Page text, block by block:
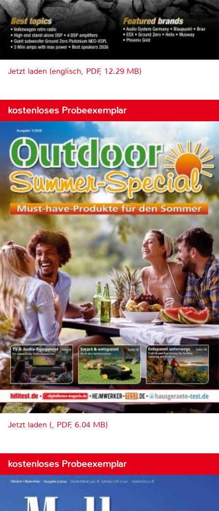
Jetzt laden (englisch, PDF, 12.29 MB)
kostenloses Probeexemplar
Jetzt laden (, PDF, 6.04 MB)
kostenloses Probeexemplar